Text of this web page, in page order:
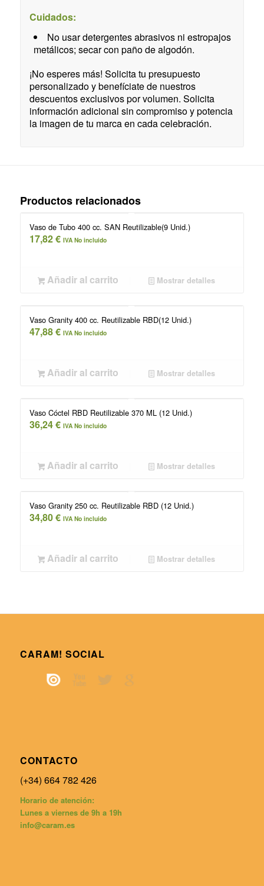
Cuidados:
No usar detergentes abrasivos ni estropajos
metálicos; secar con paño de algodón.
¡No esperes más! Solicita tu presupuesto
personalizado y benefíciate de nuestros
descuentos exclusivos por volumen. Solicita
información adicional sin compromiso y potencia
la imagen de tu marca en cada celebración.
Productos relacionados
Vaso de Tubo 400 cc. SAN Reutilizable(9 Unid.)
17,82€ IVA No incluido
Añadir al carrito Mostrar detalles
Vaso Granity 400 cc. Reutilizable RBD(12 Unid.)
47,88€ IVA No incluido
Añadir al carrito Mostrar detalles
Vaso Cóctel RBD Reutilizable 370 ML (12 Unid.)
36,24€ IVA No incluido
Añadir al carrito Mostrar detalles
Vaso Granity 250 cc. Reutilizable RBD (12 Unid.)
34,80€ IVA No incluido
Añadir al carrito Mostrar detalles
CARAM! SOCIAL
CONTACTO
(+34) 664 782 426
Horario de atención:
Lunes a viernes de 9h a 19h
info@caram.es